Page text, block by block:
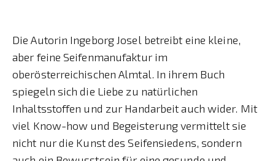
Die Autorin Ingeborg Josel betreibt eine kleine,
aber feine Seifenmanufaktur im
oberösterreichischen Almtal. In ihrem Buch
spiegeln sich die Liebe zu natürlichen
Inhaltsstoffen und zur Handarbeit auch wider. Mit
viel Know-how und Begeisterung vermittelt sie
nicht nur die Kunst des Seifensiedens, sondern